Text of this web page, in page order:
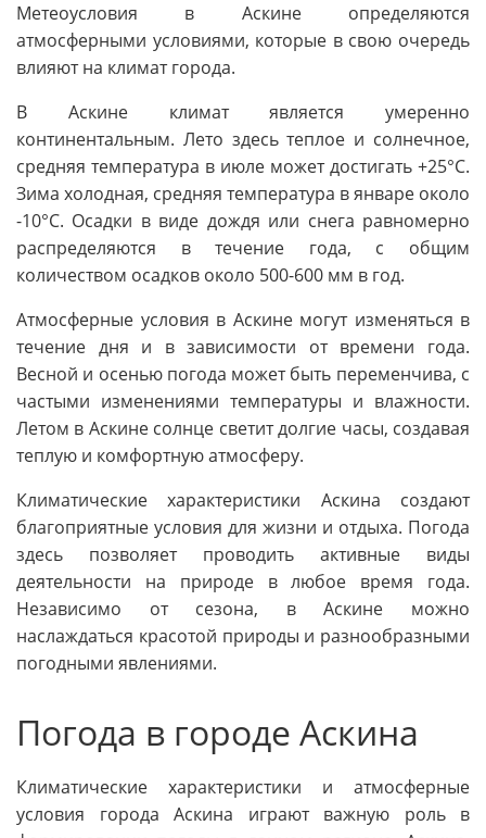
Метеоусловия в Аскине определяются
атмосферными условиями, которые в свою очередь
влияют на климат города.
В Аскине климат является умеренно
континентальным. Лето здесь теплое и солнечное,
средняя температура в июле может достигать +25°C.
Зима холодная, средняя температура в январе около
-10°C. Осадки в виде дождя или снега равномерно
распределяются в течение года, с общим
количеством осадков около 500-600 мм в год.
Атмосферные условия в Аскине могут изменяться в
течение дня и в зависимости от времени года.
Весной и осенью погода может быть переменчива, с
частыми изменениями температуры и влажности.
Летом в Аскине солнце светит долгие часы, создавая
теплую и комфортную атмосферу.
Климатические характеристики Аскина создают
благоприятные условия для жизни и отдыха. Погода
здесь позволяет проводить активные виды
деятельности на природе в любое время года.
Независимо от сезона, в Аскине можно
наслаждаться красотой природы и разнообразными
погодными явлениями.
Погода в городе Аскина
Климатические характеристики и атмосферные
условия города Аскина играют важную роль в